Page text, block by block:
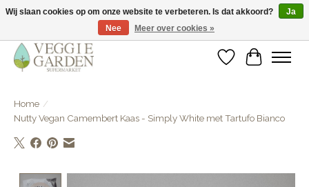
vegan & veggie products | free store pick-up
Verlanglijst
Home /
Nutty Vegan Camembert Kaas - Simply White met Tartufo Bianco
Wij slaan cookies op om onze website te verbeteren. Is dat akkoord?
Ja
Nee
Meer over cookies »